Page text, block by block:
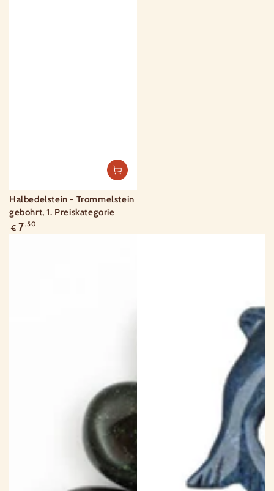
Halbedelstein - Trommelstein
gebohrt, 1. Preiskategorie
Regulärer
€ 7,50